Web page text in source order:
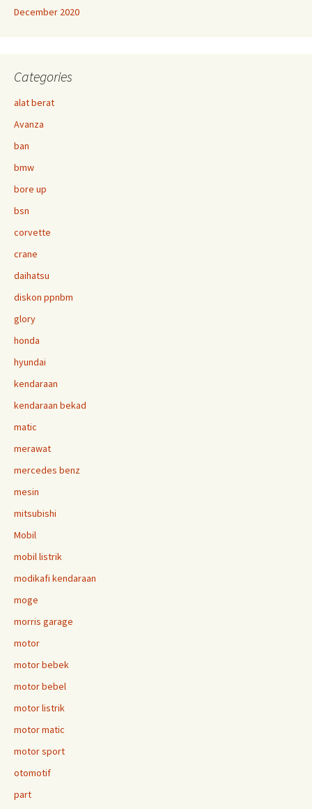
December 2020
Categories
alat berat
Avanza
ban
bmw
bore up
bsn
corvette
crane
daihatsu
diskon ppnbm
glory
honda
hyundai
kendaraan
kendaraan bekad
matic
merawat
mercedes benz
mesin
mitsubishi
Mobil
mobil listrik
modikafi kendaraan
moge
morris garage
motor
motor bebek
motor bebel
motor listrik
motor matic
motor sport
otomotif
part